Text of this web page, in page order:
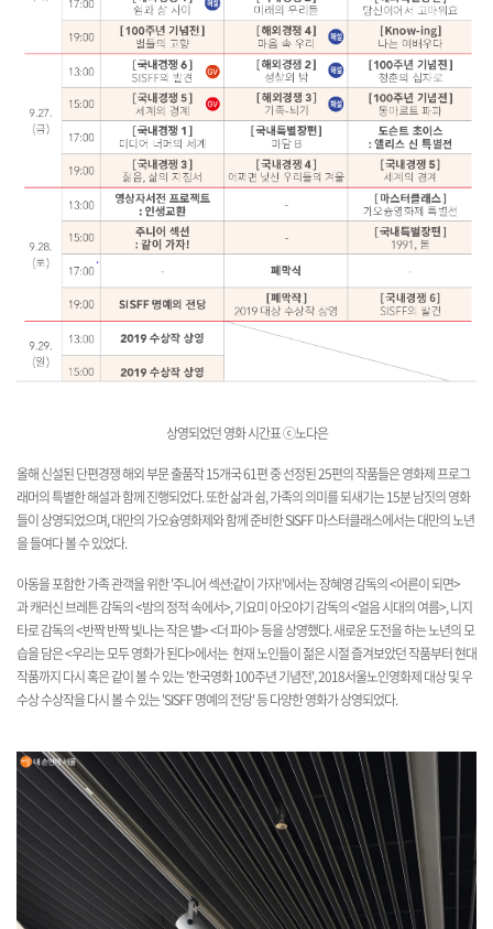
상영되었던 영화 시간표ⓒ노다은
올해 신설된 단편경쟁 해외 부문 출품작 15개국 61편 중 선정된 25편의 작품들은 영화제 프로그
래머의특별한 해설과 함께 진행되었다. 또한 삶과 쉼, 가족의 의미를 되새기는 15분 남짓의 영화
들이 상영되었으며,대만의 가오슝영화제와 함께 준비한 SISFF 마스터클래스에서는 대만의 노년
을 들여다 볼 수 있었다.
아동을 포함한 가족 관객을 위한 '주니어 섹션:같이 가자!'에서는 장혜영 감독의 <어른이 되면>
과캐러신 브레튼 감독의 <밤의 정적 속에서>, 기요미 아오야기 감독의 <얼음 시대의 여름>, 니지
타로 감독의<반짝 반짝 빛나는 작은 별> <더 파이> 등을 상영했다. 새로운 도전을 하는 노년의 모
습을 담은 <우리는 모두 영화가 된다>에서는 현재 노인들이 젊은 시절 즐겨보았던 작품부터 현대
작품까지 다시 혹은같이 볼 수 있는 '한국영화 100주년 기념전', 2018서울노인영화제 대상 및 우
수상 수상작을 다시 볼 수 있는'SISFF 명예의 전당' 등 다양한 영화가 상영되었다.